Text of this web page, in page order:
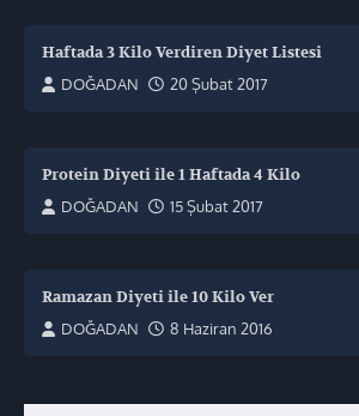
Haftada 3 Kilo Verdiren Diyet Listesi
DOĞADAN
20 Şubat 2017
Protein Diyeti ile 1 Haftada 4 Kilo
DOĞADAN
15 Şubat 2017
Ramazan Diyeti ile 10 Kilo Ver
DOĞADAN
8 Haziran 2016